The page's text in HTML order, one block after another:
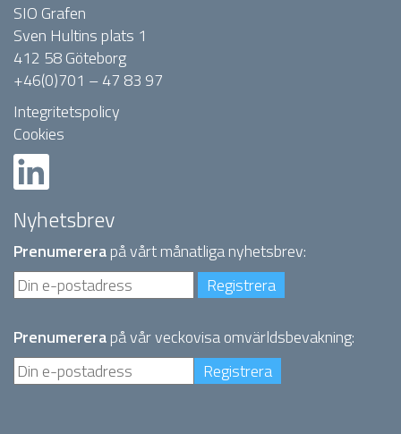
SIO Grafen
Sven Hultins plats 1
412 58 Göteborg
+46(0)701 – 47 83 97
Integritetspolicy
Cookies
Nyhetsbrev
Prenumererapå vårt månatliga nyhetsbrev:
Prenumererapå vår veckovisa omvärldsbevakning: